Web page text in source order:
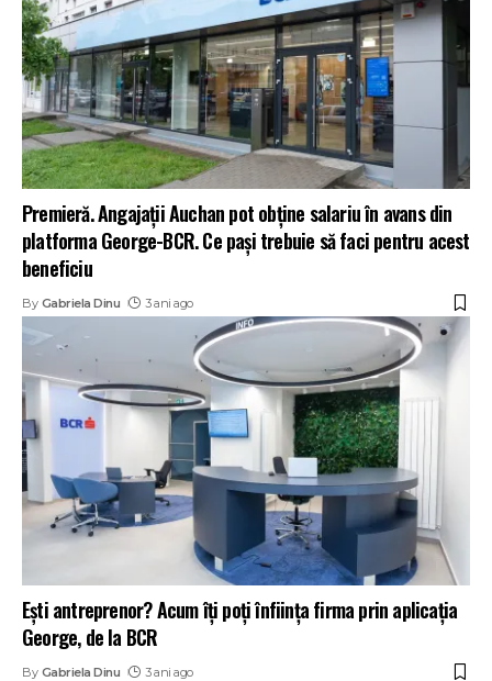
Premieră. Angajații Auchan pot obține salariu în avans din
platforma George-BCR. Ce pași trebuie să faci pentru acest
beneficiu
By Gabriela Dinu 3 ani ago
Ești antreprenor? Acum îți poți înființa firma prin aplicația
George, de la BCR
By Gabriela Dinu 3 ani ago